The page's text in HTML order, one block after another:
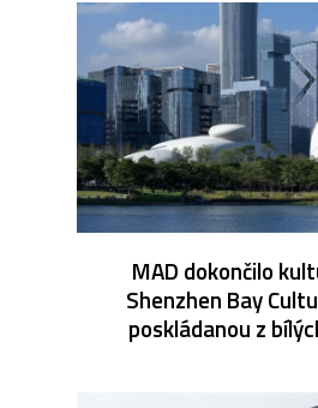
MAD dokončilo
Shenzhen Bay
poskládanou z